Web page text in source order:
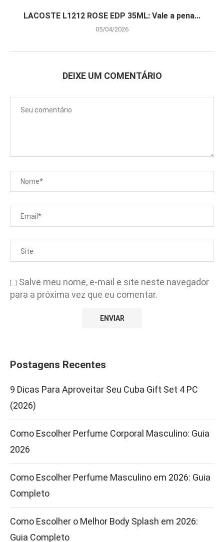
LACOSTE L1212 ROSE EDP 35ML: Vale a pena...
05/04/2026
DEIXE UM COMENTÁRIO
Salve meu nome, e-mail e site neste navegador
para a próxima vez que eu comentar.
Postagens Recentes
9 Dicas Para Aproveitar Seu Cuba Gift Set 4 PC
(2026)
Como Escolher Perfume Corporal Masculino: Guia
2026
Como Escolher Perfume Masculino em 2026: Guia
Completo
Como Escolher o Melhor Body Splash em 2026:
Guia Completo